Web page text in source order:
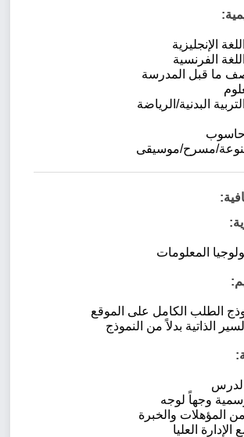
الإنجليزية
الفرنسية
ما قبل المدرسة
البدنية/الرياضة
مسرح/موسيقى
المعلومات
الطلب الكامل على الموقع
الذاتية بدلاً من النموذج
وجهاً لوجه
المؤهلات والخبرة
الإدارة العليا